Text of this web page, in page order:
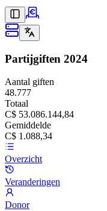
Partijgiften 2024
Aantal giften
48.777
Totaal
C$ 53.086.144,84
Gemiddelde
C$ 1.088,34
Overzicht
Veranderingen
Donor